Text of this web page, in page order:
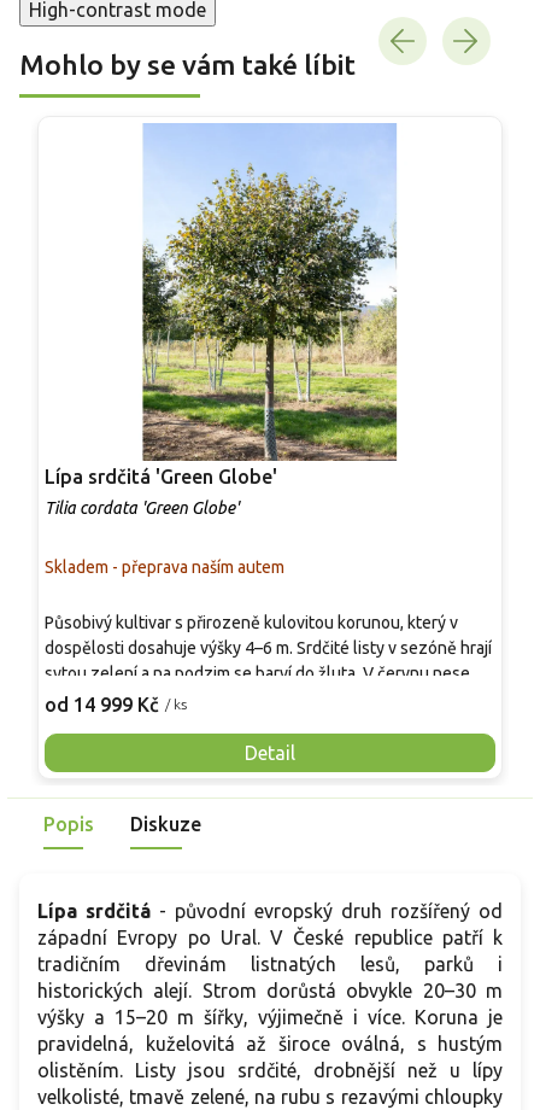
High-contrast mode
Mohlo by se vám také líbit
Lípa srdčitá 'Green Globe'
Tilia cordata 'Green Globe'
Skladem - přeprava naším autem
od 14 999 Kč / ks
Detail
Působivý kultivar s přirozeně kulovitou korunou, který v
dospělosti dosahuje výšky 4–6 m. Srdčité listy v sezóně hrají
sytou zelení a na podzim se barví do žluta. V červnu nese
bohaté trsy žlutobílých květů s intenzivní sladkou vůní,
kompaktnímu vzrůstu a minimálním nárokům na údržbu jde o
ideální solitér do menších zahrad, předzahrádek či
městských stromořadí. Představuje spolehlivou volbu pro
každého, kdo hledá eleganci a odolnost.
Popis Diskuze
Lípa srdčitá - původní evropský druh rozšířený od
západní Evropy po Ural. V České republice patří k
tradičním dřevinám listnatých lesů, parků i
historických alejí. Strom dorůstá obvykle 20–30 m
výšky a 15–20 m šířky, výjimečně i více. Koruna je
pravidelná, kuželovitá až široce oválná, s hustým
olistěním. Listy jsou srdčité, drobnější než u lípy
velkolisté, tmavě zelené, na rubu s rezavými chloupky